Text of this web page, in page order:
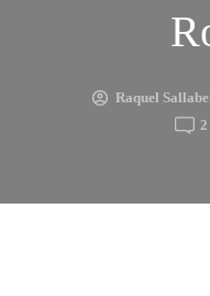
Raquel